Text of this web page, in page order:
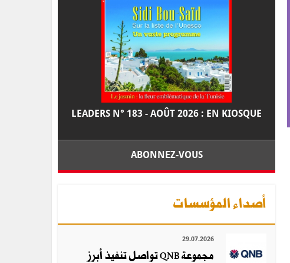
LEADERS N° 183 - AOÛT 2026 : EN KIOSQUE
ABONNEZ-VOUS
أصداء المؤسسات
29.07.2026
مجموعة QNB تواصل تنفيذ أبرز